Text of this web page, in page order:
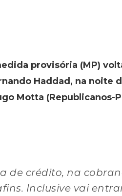
provisória (MP)
Haddad, na noite
Motta (Republicanos-
de crédito, na
Inclusive vai